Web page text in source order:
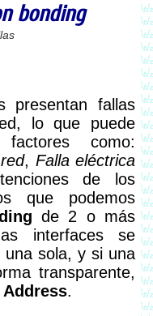
bonding
lo que puede
como:
, Falla eléctrica
de los
que podemos
de 2 o más
interfaces se
sola, y si una
transparente,
Address.